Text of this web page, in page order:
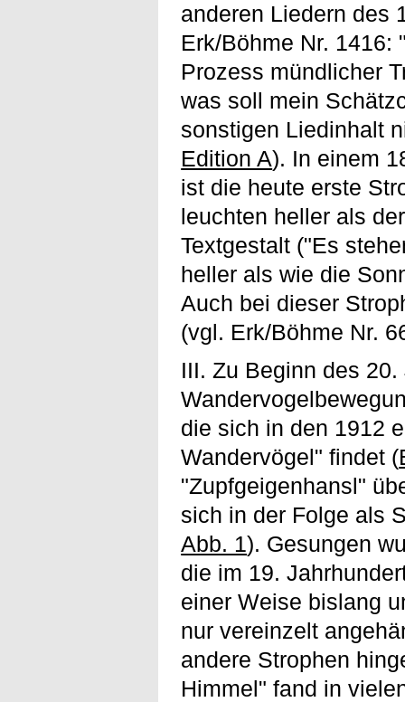
anderen Liedern des
Erk/Böhme Nr. 1416:
Prozess mündlicher
was soll mein
sonstigen Liedinhalt
Edition A). In einem
ist die heute erste
leuchten heller als
Textgestalt ("Es
heller als wie die
Auch bei dieser
(vgl. Erk/Böhme Nr.
III. Zu Beginn des
die sich in den 1912
Wandervögel" findet (
"Zupfgeigenhansl"
sich in der Folge als
Abb. 1). Gesungen
die im 19.
einer Weise bislang
nur vereinzelt
andere Strophen
Himmel" fand in